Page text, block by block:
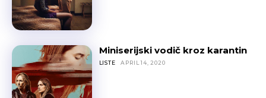
Miniserijski vodič kroz karantin
LISTE APRIL 14, 2020